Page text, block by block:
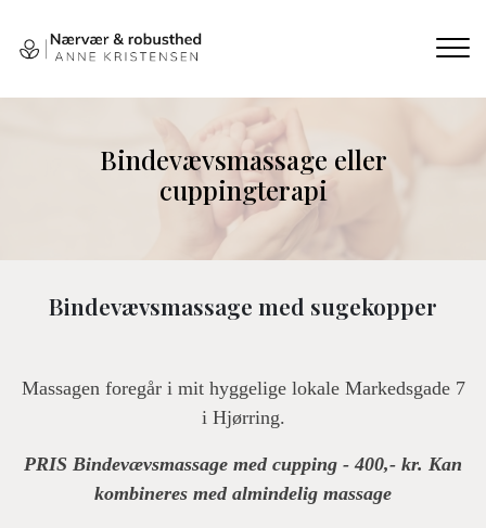
hovedindhold
Bindevævsmassage eller
cuppingterapi
Bindevævsmassage med sugekopper
Massagen foregår i mit hyggelige lokale Markedsgade 7
i Hjørring.
PRIS Bindevævsmassage med cupping - 400,- kr. Kan
kombineres med almindelig massage